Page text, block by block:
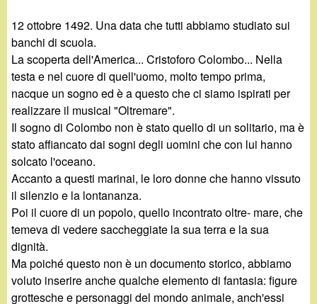
n
o
.
i
t
12 ottobre 1492. Una data che tutti abbiamo studiato sui
banchi di scuola.
La scoperta dell'America... Cristoforo Colombo... Nella
testa e nel cuore di quell'uomo, molto tempo prima,
nacque un sogno ed è a questo che ci siamo ispirati per
realizzare il musical "Oltremare".
Il sogno di Colombo non è stato quello di un solitario, ma è
stato affiancato dai sogni degli uomini che con lui hanno
solcato l'oceano.
Accanto a questi marinai, le loro donne che hanno vissuto
il silenzio e la lontananza.
Poi il cuore di un popolo, quello incontrato oltre- mare, che
temeva di vedere saccheggiate la sua terra e la sua
dignità.
Ma poiché questo non è un documento storico, abbiamo
voluto inserire anche qualche elemento di fantasia: figure
grottesche e personaggi del mondo animale, anch'essi